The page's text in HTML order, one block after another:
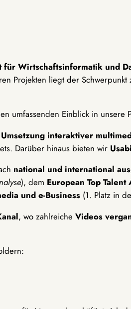
für Wirtschaftsinformatik und
Projekten liegt der Schwerpunkt
umfassenden Einblick in unsere
interaktiver
Darüber hinaus bieten wir
national und international
), dem European Top Talent
und e-Business (1. Platz in
, wo zahlreiche Videos